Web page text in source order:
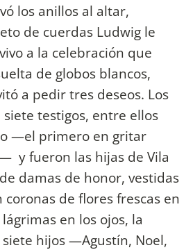
los anillos al altar,
de cuerdas Ludwig le
a la celebración que
de globos blancos,
a pedir tres deseos. Los
testigos, entre ellos
—el primero en gritar
y fueron las hijas de Vila
damas de honor, vestidas
coronas de flores frescas en
en los ojos, la
hijos —Agustín, Noel,